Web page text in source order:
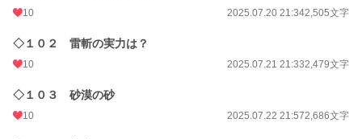
10 2025.07.20 21:342,505文字
◇１０２ 雷斬の実力は？
10 2025.07.21 21:332,479文字
◇１０３ 砂漠の砂
10 2025.07.22 21:572,686文字